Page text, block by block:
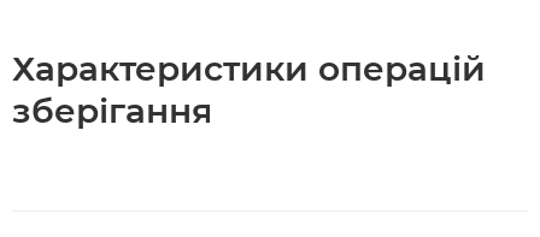
Характеристики операцій
зберігання